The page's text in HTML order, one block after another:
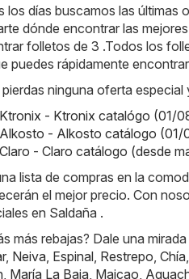
los días buscamos las últimas
dónde encontrar las
folletos de 3 .Todos los
puedes rápidamente
ninguna oferta
Ktronix - Ktronix catalógo (01/
Alkosto - Alkosto catálogo
Claro - Claro catálogo (desde
lista de compras en la
el mejor precio. Con
en Saldaña .
más rebajas? Dale una
, Neiva, Espinal, Restrepo, Chía,
, María La Baja, Maicao,